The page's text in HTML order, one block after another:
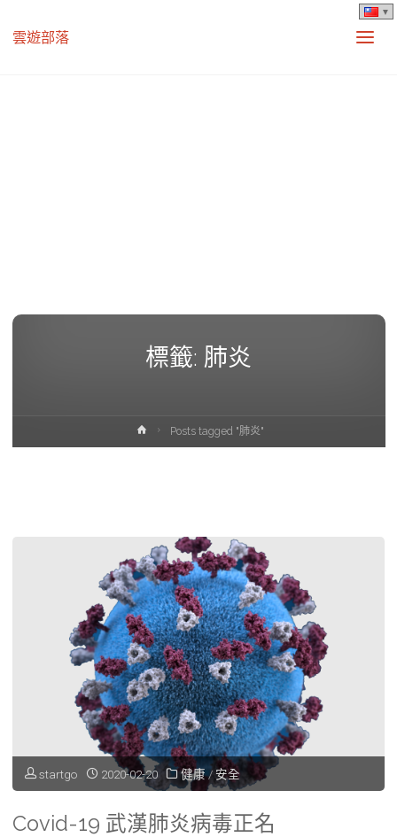
雲遊部落
標籤: 肺炎
HomePosts tagged "肺炎"
startgo 2020-02-20 健康/ 安全
Covid-19 武漢肺炎病毒正名